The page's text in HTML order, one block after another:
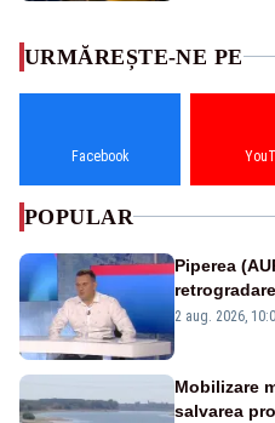
URMĂREȘTE-NE PE
Facebook
POPULAR
Piperea
catastrofă
2 aug. 2026,
Mobilizare
salvarea